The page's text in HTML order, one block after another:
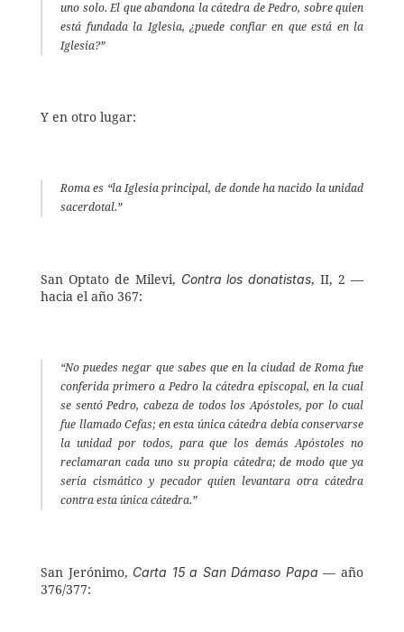
uno solo. El que abandona la cátedra de Pedro, sobre quien
está fundada la Iglesia, ¿puede confiar en que está en la
Iglesia?”
Y en otro lugar:
Roma es “la Iglesia principal, de donde ha nacido la unidad
sacerdotal.”
San Optato de Milevi, Contra los donatistas, II, 2 —
hacia el año 367:
“No puedes negar que sabes que en la ciudad de Roma fue
conferida primero a Pedro la cátedra episcopal, en la cual
se sentó Pedro, cabeza de todos los Apóstoles, por lo cual
fue llamado Cefas; en esta única cátedra debía conservarse
la unidad por todos, para que los demás Apóstoles no
reclamaran cada uno su propia cátedra; de modo que ya
sería cismático y pecador quien levantara otra cátedra
contra esta única cátedra.”
San Jerónimo, Carta 15 a San Dámaso Papa — año
376/377: